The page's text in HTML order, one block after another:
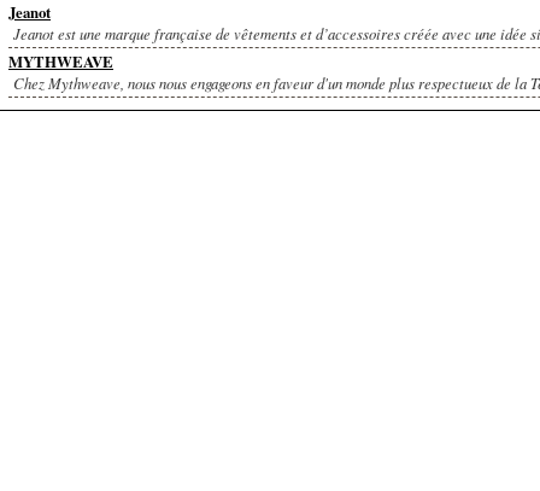
Jeanot
Jeanot est une marque française de vêtements et d’accessoires créée avec une idée
MYTHWEAVE
Chez Mythweave, nous nous engageons en faveur d'un monde plus respectueux de la